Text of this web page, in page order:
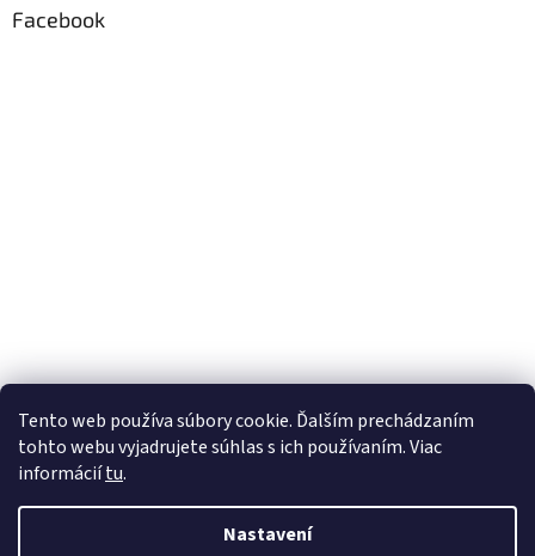
Tento web používa súbory cookie. Ďalším prechádzaním
tohto webu vyjadrujete súhlas s ich používaním. Viac
informáciítu.
Nastavení
Facebook
Vytvořil Shoptet